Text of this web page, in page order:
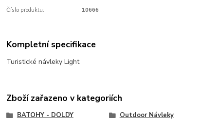
Číslo produktu: 10666
Kompletní specifikace
Turistické návleky Light
Zboží zařazeno v kategoriích
BATOHY - DOLDY Outdoor Návleky